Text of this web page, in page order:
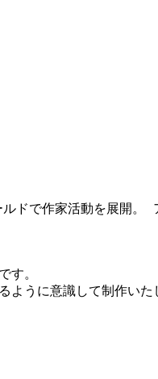
ドで作家活動を展開。
す。
うに意識して制作いた